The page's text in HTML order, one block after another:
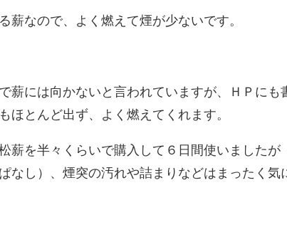
薪なので、よく燃えて煙が少ないです。
薪には向かないと言われていますが、ＨＰにも
ほとんど出ず、よく燃えてくれます。
薪を半々くらいで購入して６日間使いましたが
なし）、煙突の汚れや詰まりなどはまったく気